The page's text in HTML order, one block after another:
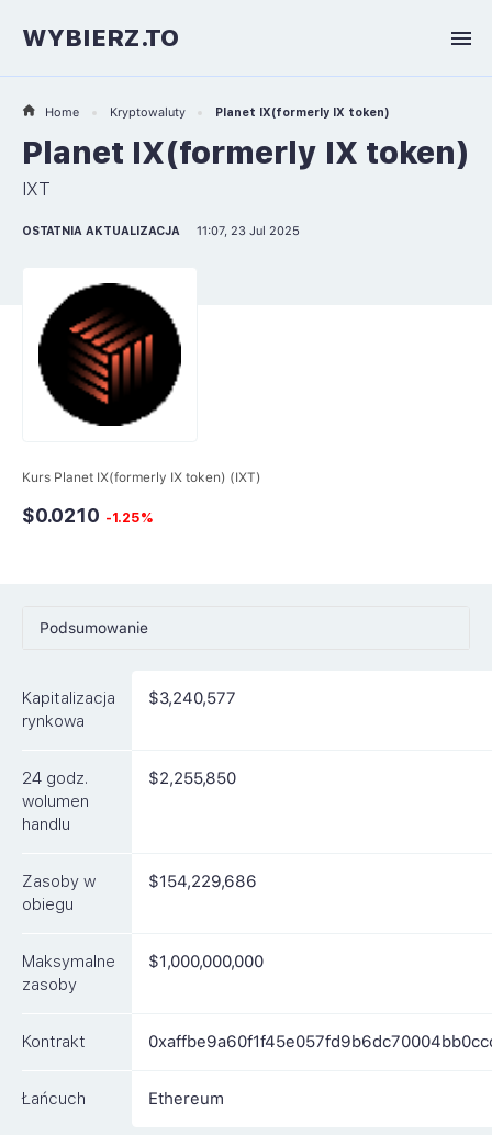
WYBIERZ.TO
Home Kryptowaluty Planet IX(formerly IX token)
Planet IX(formerly IX token)
IXT
OSTATNIA AKTUALIZACJA 11:07, 23 Jul 2025
Kurs Planet IX(formerly IX token) (IXT)
$0.0210 -1.25%
Podsumowanie
Rynki
FAQ
Kapitalizacja
rynkowa
$3,240,577
24 godz.
wolumen
handlu
$2,255,850
Zasoby w
obiegu
$154,229,686
Maksymalne
zasoby
$1,000,000,000
Kontrakt
Łańcuch Ethereum